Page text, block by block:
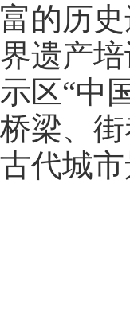
富的历
界遗产
示区“中
桥梁、
古代城